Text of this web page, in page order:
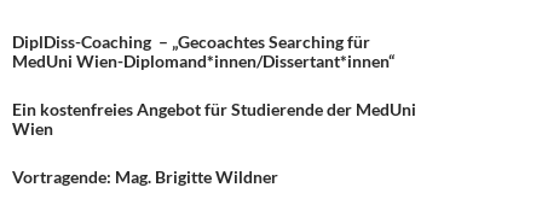
DiplDiss-Coaching – „Gecoachtes Searching für
MedUni Wien-Diplomand*innen/Dissertant*innen“
Ein kostenfreies Angebot für Studierende der MedUni
Wien
Vortragende: Mag. Brigitte Wildner